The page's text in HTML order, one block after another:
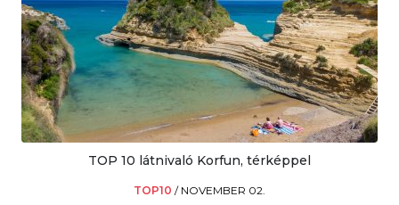
TOP 10 látnivaló Korfun, térképpel
TOP10 / NOVEMBER 02.